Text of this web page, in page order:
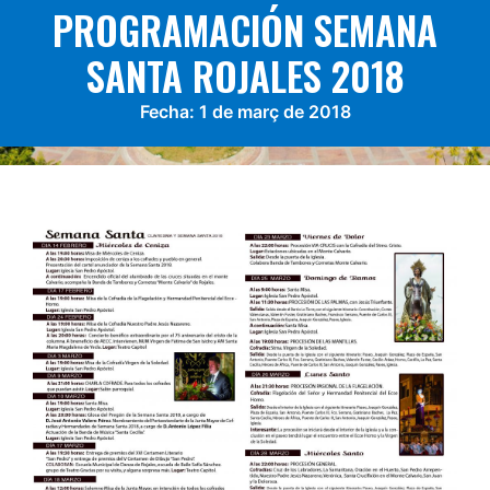
PROGRAMACIÓN SEMANA
SANTA ROJALES 2018
Fecha: 1 de març de 2018